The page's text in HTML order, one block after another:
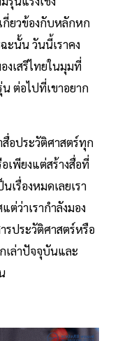
กี่ยวข้องกับหลักหก
ะนั้น วันนี้เราคง
งเสรีไทยในมุมที่
ต่อไปที่เขาอยาก
สื่อประวัติศาสตร์ทุก
เพียงแต่สร้างสื่อที่
รื่องหมดเลยเรา
ต่ว่าเรากำลังมอง
รประวัติศาสตร์หรือ
เล่าปัจจุบันและ